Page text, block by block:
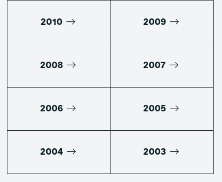
2010 2009
2008 2007
2006 2005
2004 2003